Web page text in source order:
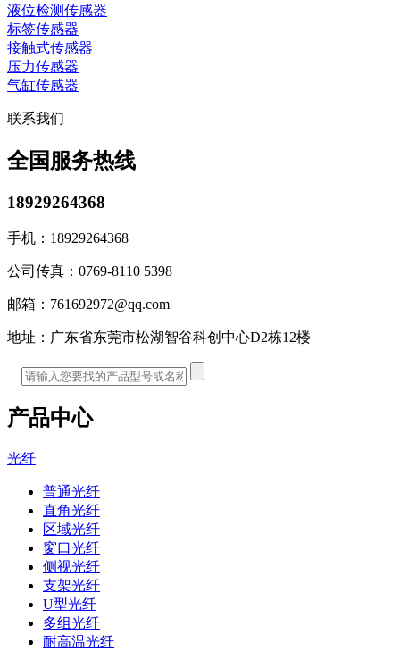
液位检测传感器
标签传感器
接触式传感器
压力传感器
气缸传感器
联系我们
全国服务热线
18929264368
手机： 18929264368
公司传真： 0769-8110 5398
邮箱： 761692972@qq.com
地址： 广东省东莞市松湖智谷科创中心D2栋12楼
产品中心
光纤
普通光纤
直角光纤
区域光纤
窗口光纤
侧视光纤
支架光纤
U型光纤
多组光纤
耐高温光纤